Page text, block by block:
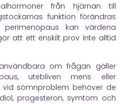
från hjärnan till
funktion förändras
kan värdena
att ett enskilt prov inte alltid
om frågan gäller
utebliven mens eller
vid sömnproblem behöver de
progesteron, symtom och